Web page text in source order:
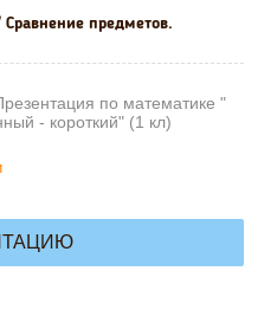
предметов.
по математике "
- короткий" (1 кл)